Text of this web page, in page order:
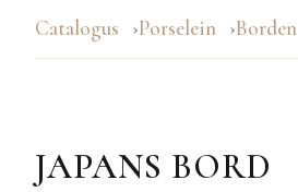
Catalogus Porselein Borden
JAPANS BORD